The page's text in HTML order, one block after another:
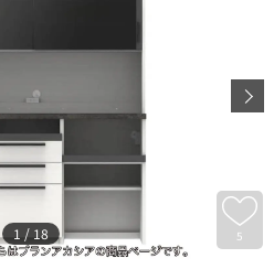
5
1 / 18